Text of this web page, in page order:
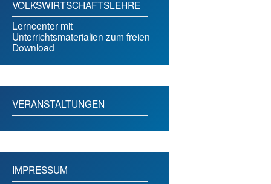
VOLKSWIRTSCHAFTSLEHRE
Lerncenter mit
Unterrichtsmaterialien zum freien
Download
VERANSTALTUNGEN
IMPRESSUM